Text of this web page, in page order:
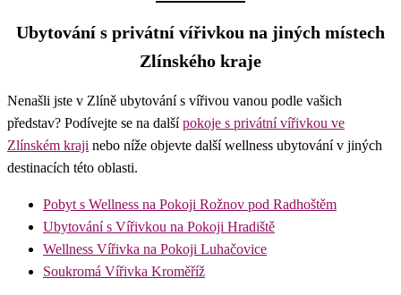
Ubytování s privátní vířivkou na jiných místech
Zlínského kraje
Nenašli jste v Zlíně ubytování s vířivou vanou podle vašich
představ? Podívejte se na dalšípokoje s privátní vířivkou ve
Zlínském kraji nebo níže objevte další wellness ubytování v jiných
destinacích této oblasti.
Pobyt s Wellness na Pokoji Rožnov pod Radhoštěm
Ubytování s Vířivkou na Pokoji Hradiště
Wellness Vířivka na Pokoji Luhačovice
Soukromá Vířivka Kroměříž